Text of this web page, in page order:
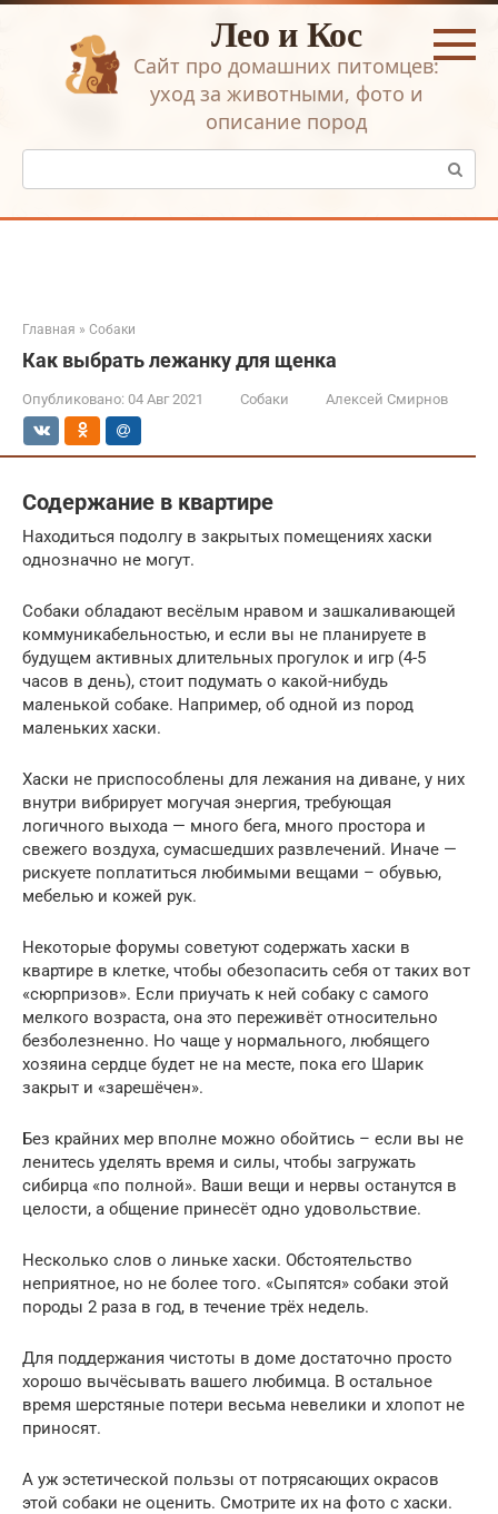
Перейти
Лео и Кос
Сайт про домашних питомцев:
уход за животными, фото и
описание пород
Поиск:
Главная » Собаки
Как выбрать лежанку для щенка
Опубликовано: 04 Авг 2021 Собаки Алексей Смирнов
Содержание в квартире
Находиться подолгу в закрытых помещениях хаски
однозначно не могут.
Собаки обладают весёлым нравом и зашкаливающей
коммуникабельностью, и если вы не планируете в
будущем активных длительных прогулок и игр (4-5
часов в день), стоит подумать о какой-нибудь
маленькой собаке. Например, об одной из пород
маленьких хаски.
Хаски не приспособлены для лежания на диване, у них
внутри вибрирует могучая энергия, требующая
логичного выхода — много бега, много простора и
свежего воздуха, сумасшедших развлечений. Иначе —
рискуете поплатиться любимыми вещами – обувью,
мебелью и кожей рук.
Некоторые форумы советуют содержать хаски в
квартире в клетке, чтобы обезопасить себя от таких вот
«сюрпризов». Если приучать к ней собаку с самого
мелкого возраста, она это переживёт относительно
безболезненно. Но чаще у нормального, любящего
хозяина сердце будет не на месте, пока его Шарик
закрыт и «зарешёчен».
Без крайних мер вполне можно обойтись – если вы не
ленитесь уделять время и силы, чтобы загружать
сибирца «по полной». Ваши вещи и нервы останутся в
целости, а общение принесёт одно удовольствие.
Несколько слов о линьке хаски. Обстоятельство
неприятное, но не более того. «Сыпятся» собаки этой
породы 2 раза в год, в течение трёх недель.
Для поддержания чистоты в доме достаточно просто
хорошо вычёсывать вашего любимца. В остальное
время шерстяные потери весьма невелики и хлопот не
приносят.
А уж эстетической пользы от потрясающих окрасов
этой собаки не оценить. Смотрите их на фото с хаски.